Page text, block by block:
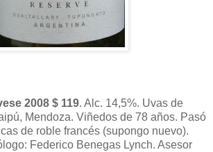
2008 $ 119. Alc. 14,5%. Uvas de
Mendoza. Viñedos de 78 años. Pasó
de roble francés (supongo nuevo).
Federico Benegas Lynch. Asesor